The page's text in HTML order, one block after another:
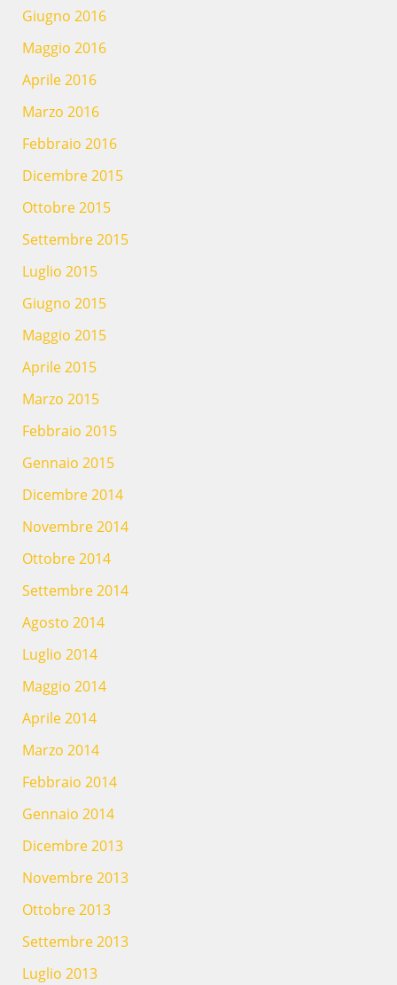
Giugno 2016
Maggio 2016
Aprile 2016
Marzo 2016
Febbraio 2016
Dicembre 2015
Ottobre 2015
Settembre 2015
Luglio 2015
Giugno 2015
Maggio 2015
Aprile 2015
Marzo 2015
Febbraio 2015
Gennaio 2015
Dicembre 2014
Novembre 2014
Ottobre 2014
Settembre 2014
Agosto 2014
Luglio 2014
Maggio 2014
Aprile 2014
Marzo 2014
Febbraio 2014
Gennaio 2014
Dicembre 2013
Novembre 2013
Ottobre 2013
Settembre 2013
Luglio 2013